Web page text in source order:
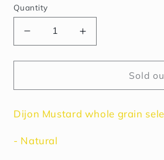
Quantity
Decrease
quantity
for
Mustard
Grain
ดิ
Increase
quantity
for
Mustard
Grain
Sold
Dijon Mustard whole grain
- Natural